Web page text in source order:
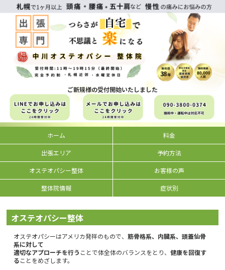
ご新規様の受付開始いたしました
ホーム 料金
出張エリア 予約方法
オステオパシー整体 お客様の声
整体院情報 症状別
オステオパシー整体
オステオパシーはアメリカ発祥のもので、 筋骨格系、内臓系、頭蓋仙骨
系に対して
適切なアプローチを行う ことで体全体のバランスをとり、 健康を回復す
ることをめざします。